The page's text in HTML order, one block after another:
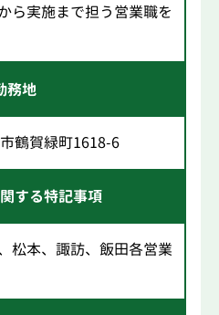
ら実施まで担う営業職を
務地
鶴賀緑町1618-6
する特記事項
松本、諏訪、飯田各営業